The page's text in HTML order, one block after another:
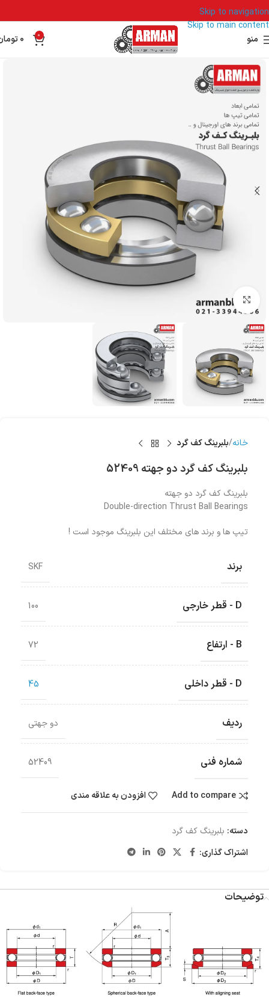
Skip to navigation
Skip to main content
منو
0
0
بزرگنمایی تصویر
خانه بلبرینگ کف گرد
بلبرینگ کف گرد دو جهته 52409
بلبرینگ کف گرد دو جهته
Double-direction Thrust Ball Bearings
تیپ ها و برند های مختلف این بلبرینگ موجود است !
برند SKF
D - قطر خارجی 100
B - ارتفاع 72
D - قطر داخلی 45
ردیف دو جهتی
شماره فنی 52409
Add to compare افزودن به علاقه مندی
دسته: بلبرینگ کف گرد
اشتراک گذاری:
توضیحات